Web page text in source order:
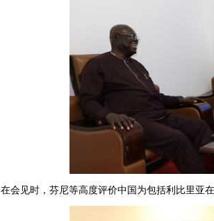
在会见时，芬尼等高度评价中国为包括利比里亚